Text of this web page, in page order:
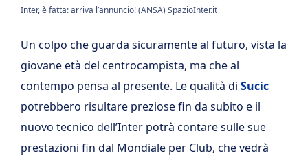
Inter, è fatta: arriva l’annuncio! (ANSA) SpazioInter.it
Un colpo che guarda sicuramente al futuro, vista la
giovane età del centrocampista, ma che al
contempo pensa al presente. Le qualità di Sucic
potrebbero risultare preziose fin da subito e il
nuovo tecnico dell’Inter potrà contare sulle sue
prestazioni fin dal Mondiale per Club, che vedrà